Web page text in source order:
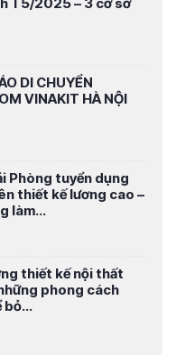
T5/2025 – 3 cở sở
DI CHUYỂN
VINAKIT HÀ NỘI
Phòng tuyển dụng
thiết kế lương cao –
làm...
thiết kế nội thất
phong cách
bỏ...